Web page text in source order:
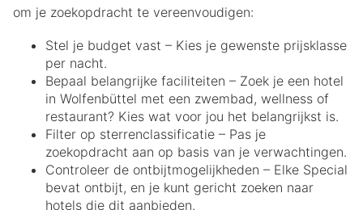
om je zoekopdracht te vereenvoudigen:
Stel je budget vast – Kies je gewenste prijsklasse
per nacht.
Bepaal belangrijke faciliteiten – Zoek je een hotel
in Wolfenbüttel met een zwembad, wellness of
restaurant? Kies wat voor jou het belangrijkst is.
Filter op sterrenclassificatie – Pas je
zoekopdracht aan op basis van je verwachtingen.
Controleer de ontbijtmogelijkheden – Elke Special
bevat ontbijt, en je kunt gericht zoeken naar
hotels die dit aanbieden.